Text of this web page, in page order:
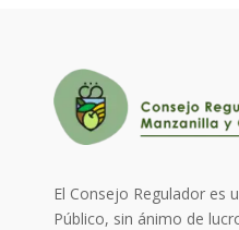
El Consejo Regulador es
Público, sin ánimo de